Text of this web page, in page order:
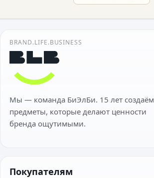
BRAND.LIFE.BUSINESS
Мы — команда БиЭлБи. 15 лет создаём
предметы, которые делают ценности
бренда ощутимыми.
Покупателям